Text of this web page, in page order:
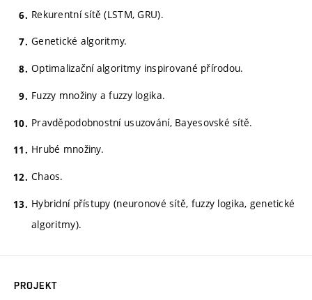
Rekurentní sítě (LSTM, GRU).
Genetické algoritmy.
Optimalizační algoritmy inspirované přírodou.
Fuzzy množiny a fuzzy logika.
Pravděpodobnostní usuzování, Bayesovské sítě.
Hrubé množiny.
Chaos.
Hybridní přístupy (neuronové sítě, fuzzy logika, genetické
algoritmy).
PROJEKT